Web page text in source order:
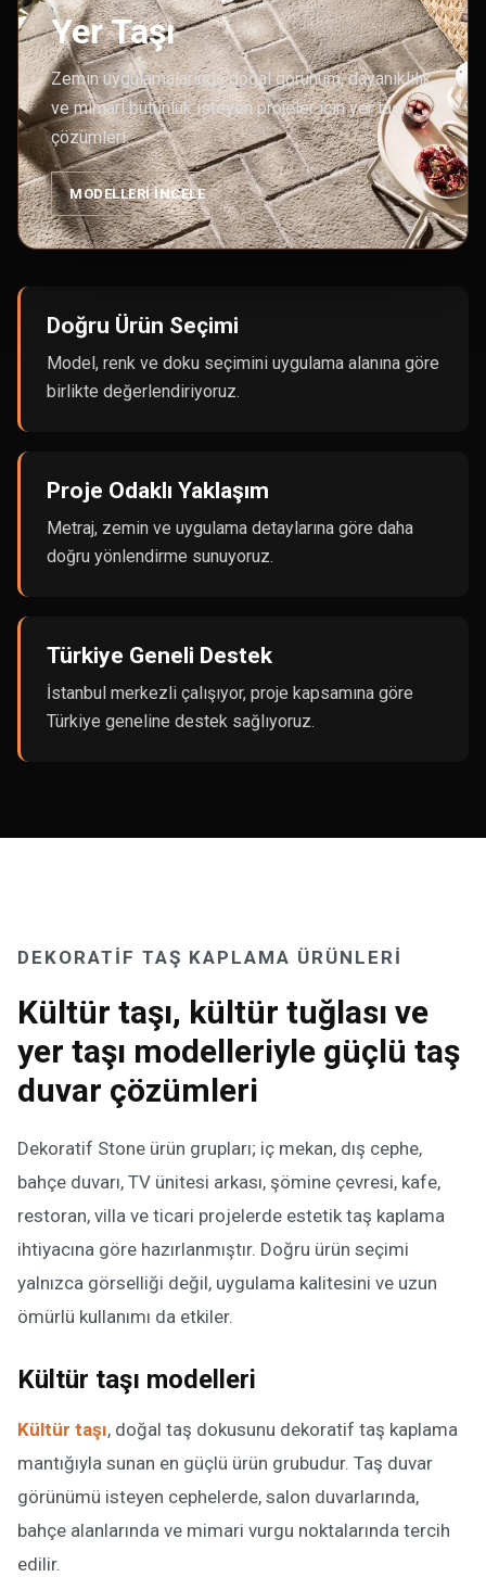
Yer Taşı
Zemin uygulamalarında doğal görünüm, dayanıklılık
ve mimari bütünlük isteyen projeler için yer taşı
çözümleri.
MODELLERI İNCELE
Doğru Ürün Seçimi
Model, renk ve doku seçimini uygulama alanına göre
birlikte değerlendiriyoruz.
Proje Odaklı Yaklaşım
Metraj, zemin ve uygulama detaylarına göre daha
doğru yönlendirme sunuyoruz.
Türkiye Geneli Destek
İstanbul merkezli çalışıyor, proje kapsamına göre
Türkiye geneline destek sağlıyoruz.
DEKORATIF TAŞ KAPLAMA ÜRÜNLERI
Kültür taşı, kültür tuğlası ve
yer taşı modelleriyle güçlü taş
duvar çözümleri
Dekoratif Stone ürün grupları; iç mekan, dış cephe,
bahçe duvarı, TV ünitesi arkası, şömine çevresi, kafe,
restoran, villa ve ticari projelerde estetik taş kaplama
ihtiyacına göre hazırlanmıştır. Doğru ürün seçimi
yalnızca görselliği değil, uygulama kalitesini ve uzun
ömürlü kullanımı da etkiler.
Kültür taşı modelleri
Kültür taşı, doğal taş dokusunu dekoratif taş kaplama
mantığıyla sunan en güçlü ürün grubudur. Taş duvar
görünümü isteyen cephelerde, salon duvarlarında,
bahçe alanlarında ve mimari vurgu noktalarında tercih
edilir.